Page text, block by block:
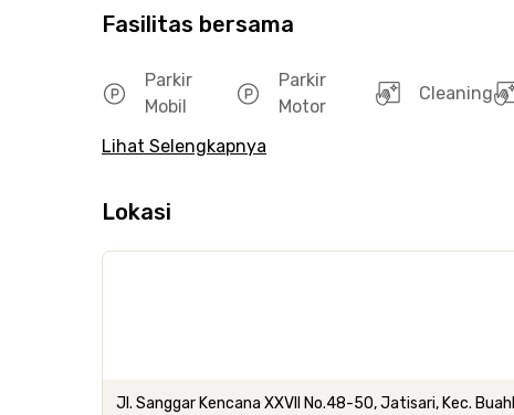
Fasilitas bersama
Parkir
Mobil
Parkir
Motor
Cleaning
Lihat Selengkapnya
Lokasi
Jl. Sanggar Kencana XXVII No.48-50, Jatisari, Kec.